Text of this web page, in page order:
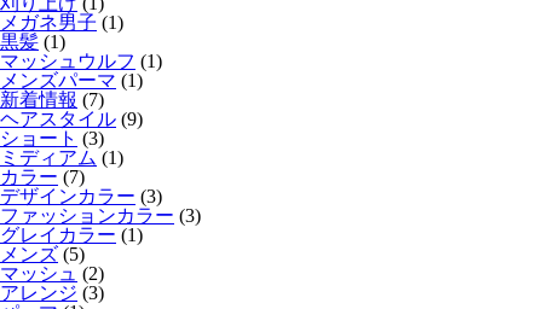
メガネ男子 (1)
黒髪 (1)
マッシュウルフ (1)
メンズパーマ (1)
新着情報 (7)
ヘアスタイル (9)
ショート (3)
ミディアム (1)
カラー (7)
デザインカラー (3)
ファッションカラー (3)
グレイカラー (1)
メンズ (5)
マッシュ (2)
アレンジ (3)